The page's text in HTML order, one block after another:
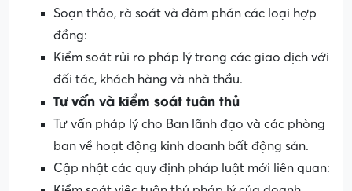
Soạn thảo, rà soát và đàm phán các loại hợp
đồng:
Kiểm soát rủi ro pháp lý trong các giao dịch với
đối tác, khách hàng và nhà thầu.
Tư vấn và kiểm soát tuân thủ
Tư vấn pháp lý cho Ban lãnh đạo và các phòng
ban về hoạt động kinh doanh bất động sản.
Cập nhật các quy định pháp luật mới liên quan: